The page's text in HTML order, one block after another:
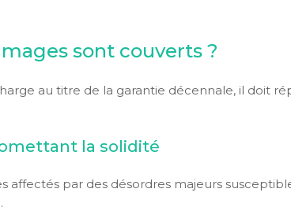
sont couverts ?
au titre de la garantie décennale, il doit
la solidité
affectés par des désordres majeurs